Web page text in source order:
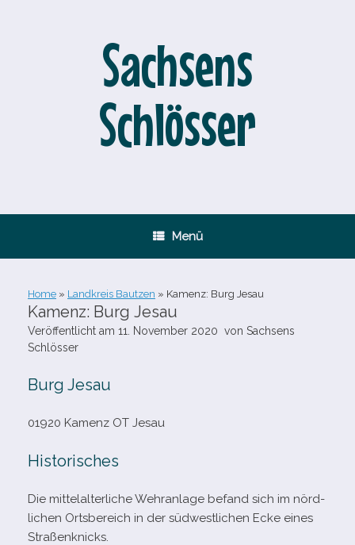
Sachsens
Schlösser
Menü
Home » Landkreis Bautzen » Kamenz: Burg Jesau
Kamenz: Burg Jesau
Veröffentlicht am 11. November 2020 von Sachsens
Schlösser
Burg Jesau
01920 Kamenz OT Jesau
Historisches
Die mit­tel­al­ter­li­che Wehranlage befand sich im nörd­
li­chen Ortsbereich in der süd­west­li­chen Ecke eines
Straßenknicks.